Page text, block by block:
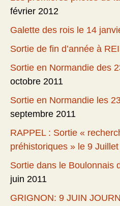
février 2012
Galette des rois le 14
Sortie de fin d’année à
Sortie en Normandie des
octobre 2011
Sortie en Normandie les
septembre 2011
RAPPEL : Sortie «
préhistoriques » le 9
Sortie dans le Boulonnais
juin 2011
GRIGNON: 9 JUIN